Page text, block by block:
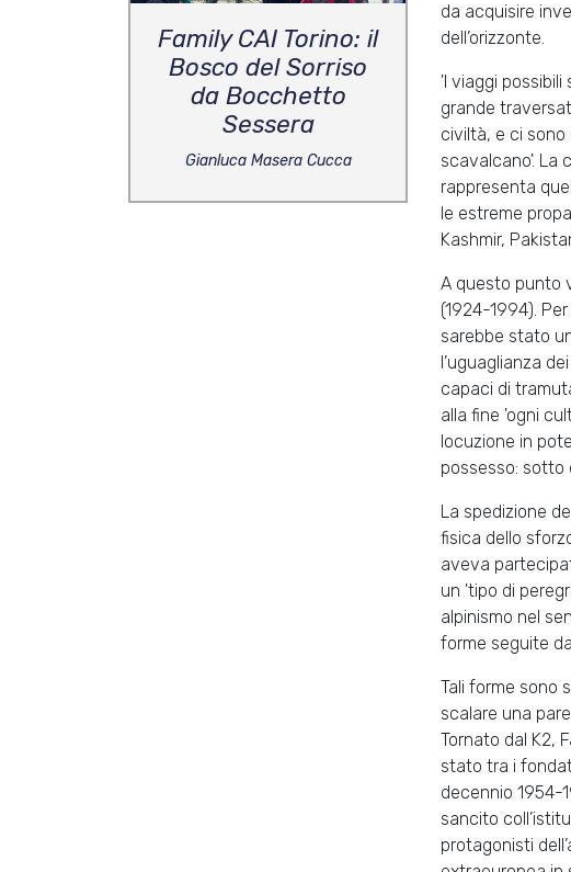
da acquisire
dell’orizzonte.
'I viaggi
grande
civiltà, e ci sono
scavalcano'. La
rappresenta
le estreme
Kashmir,
A questo punto
(1924-1994).
sarebbe stato
l’uguaglianza
capaci di
alla fine 'ogni
locuzione in
possesso: sotto
La spedizione
fisica dello
aveva
un 'tipo di
alpinismo nel
forme seguite
Tali forme sono
scalare una
Tornato dal K2,
stato tra i
decennio 1954-
sancito
protagonisti
Family CAI Torino: il
Bosco del Sorriso
da Bocchetto
Sessera
Gianluca Masera Cucca